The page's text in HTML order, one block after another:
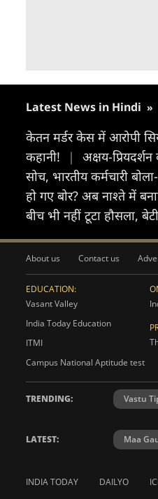
Latest News in Hindi »
केतन मर्डर केस में आरोपी
कहानी!
| अक्षय-
सोच, भारतीय कर्मचारी
हो गए बोर? अब नाश्ते में
बीच भी नहीं टूटा हौसला,
About us Contact us
EDUCATION:
Vasant Valley
India Today Education
ITMI
Campus National Aptitude test
TRENDING: Vastu
LATEST: Maa
INDIA TODAY DAILYO